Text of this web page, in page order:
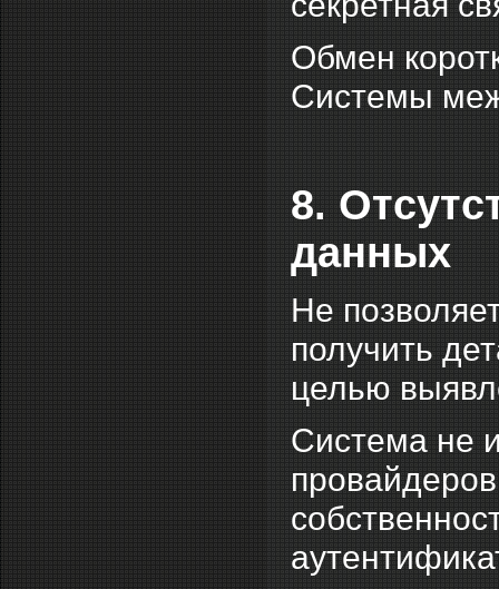
Обмен
Системы
8.
данных
Не
получить
целью
Система не